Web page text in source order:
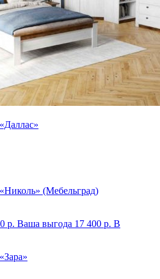
(Мебельград)
р. Ваша выгода 17 400 р. В